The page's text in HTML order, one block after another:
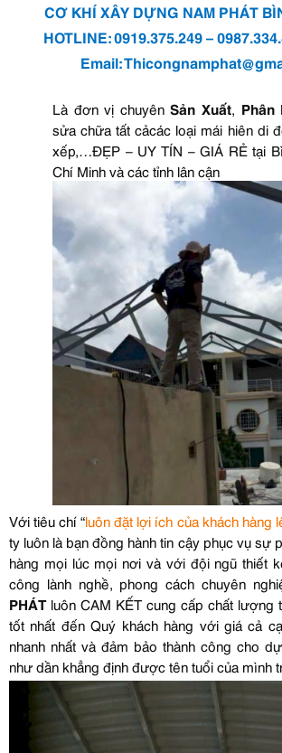
CƠ KHÍ XÂY DỰNG NAM PHÁT
HOTLINE: 0919.375.249 –
Email:
Là đơn vị chuyênSản Xuất, Phân
sửa chữa tất cảcác loại mái hiên di
xếp,…ĐẸP – UY TÍN – GIÁ RẺ tại
Chí Minh và các tỉnh lân cận
Với tiêu chí “luôn đặt lợi ích của khách hàng
ty luôn là bạn đồng hành tin cậy phục vụ sự
hàng mọi lúc mọi nơi và với đội ngũ thiết
công lành nghề, phong cách chuyên
PHÁT luôn CAM KẾT cung cấp chất lượng
tốt nhất đến Quý khách hàng với giá cả
nhanh nhất và đảm bảo thành công cho
như dần khẳng định được tên tuổi của mình